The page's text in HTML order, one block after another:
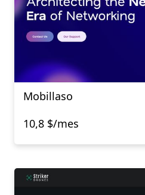
Mobillaso
10,8 $/mes